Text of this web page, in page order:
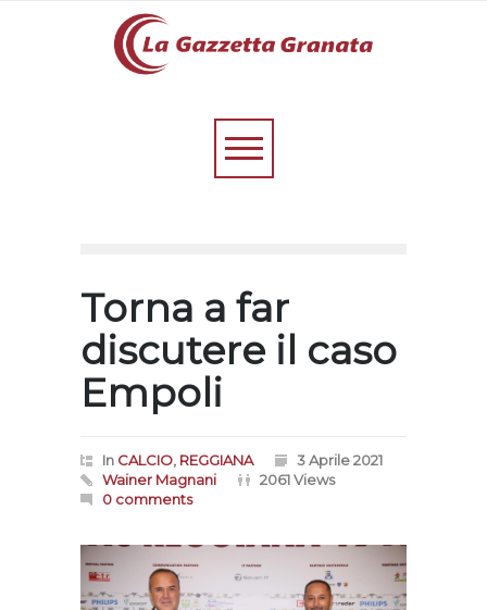
Torna a far
discutere il caso
Empoli
In CALCIO, REGGIANA
3 Aprile 2021
Wainer Magnani
2061 Views
0 comments